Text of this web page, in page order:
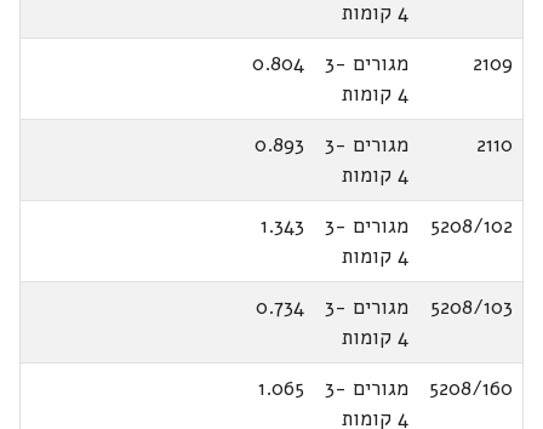
4 קומות
2109
מגורים 3-
4 קומות
0.804
2110
מגורים 3-
4 קומות
0.893
5208/102
מגורים 3-
4 קומות
1.343
5208/103
מגורים 3-
4 קומות
0.734
5208/160
מגורים 3-
4 קומות
1.065